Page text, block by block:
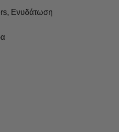
, Ενυδάτωση